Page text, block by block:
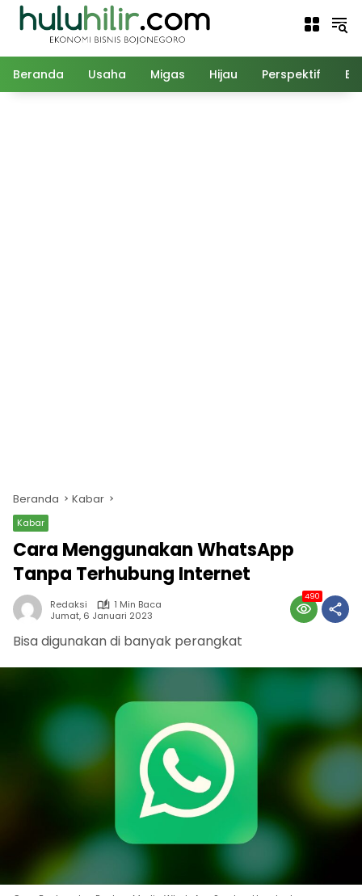
Langsung
Beranda Usaha Migas Hijau Perspektif
Beranda Kabar
Kabar
Cara Menggunakan WhatsApp
Tanpa Terhubung Internet
Redaksi
1 Min Baca
Jumat, 6 Januari 2023
490
Bisa digunakan di banyak perangkat